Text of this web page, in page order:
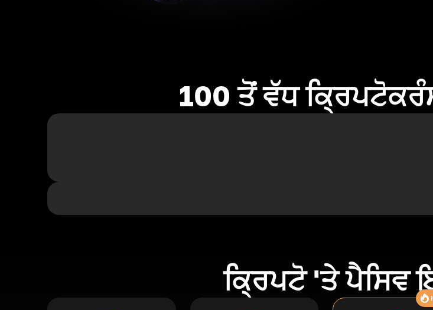
100 ਤੋਂ ਵੱਧ
ਕ੍ਰਿਪਟੋ 'ਤੇ ਪੈਸਿਵ